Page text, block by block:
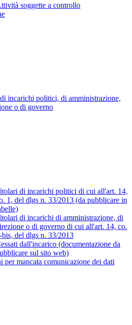
soggette a controllo
incarichi politici, di amministrazione,
o di governo
di incarichi politici di cui all'art. 14,
1, del dlgs n. 33/2013 (da pubblicare in
di incarichi di amministrazione, di
o di governo di cui all'art. 14, co.
bis, del dlgs n. 33/2013
dall'incarico (documentazione da
sul sito web)
per mancata comunicazione dei dati